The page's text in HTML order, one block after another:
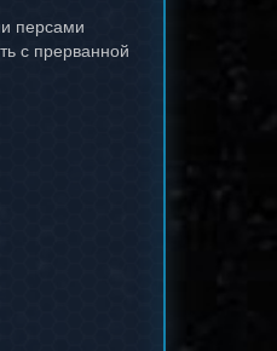
персами
с прерванной